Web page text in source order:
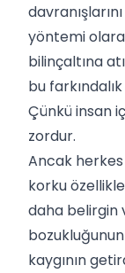
yöntemi
bilinçaltına
bu
Çünkü insan
zordur.
Ancak
korku özellikle
daha belirgin
kaygının